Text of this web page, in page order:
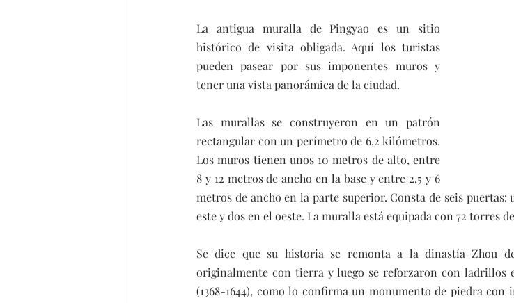
La antigua muralla de Pingyao es un sitio
histórico de visita obligada. Aquí los turistas
pueden pasear por sus imponentes muros y
tener una vista panorámica de la ciudad.
Las murallas se construyeron en un patrón
rectangular con un perímetro de 6,2 kilómetros.
Los muros tienen unos 10 metros de alto, entre
8 y 12 metros de ancho en la base y entre 2,5 y 6
metros de ancho en la parte superior. Consta de seis
este y dos en el oeste. La muralla está equipada con 72 torres
Se dice que su historia se remonta a la dinastía Zhou
originalmente con tierra y luego se reforzaron con
(1368-1644), como lo confirma un monumento de piedra